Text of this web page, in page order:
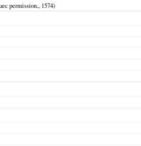
permission., 1574)